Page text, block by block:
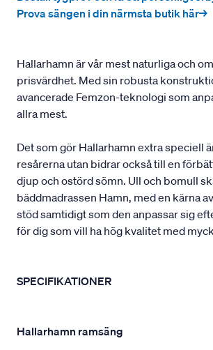
Prova sängen i din närmsta butik här→
Hallarhamn är vår mest naturliga och
prisvärdhet. Med sin robusta
avancerade Femzon-teknologi som
allra mest.
Det som gör Hallarhamn extra speciell
resårerna utan bidrar också till en
djup och ostörd sömn. Ull och bomull
bäddmadrassen Hamn, med en kärna
stöd samtidigt som den anpassar sig
för dig som vill ha hög kvalitet med
SPECIFIKATIONER
Hallarhamn ramsäng